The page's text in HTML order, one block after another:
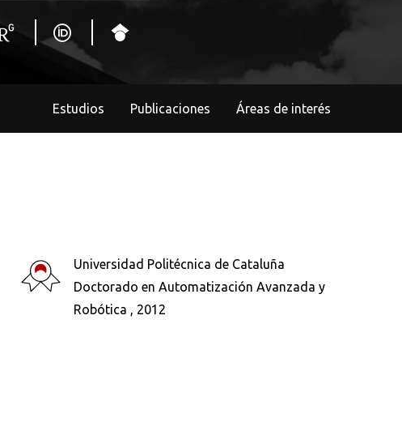
Estudios Publicaciones Áreas de interés
Universidad Politécnica de Cataluña
Doctorado en Automatización Avanzada y
Robótica , 2012